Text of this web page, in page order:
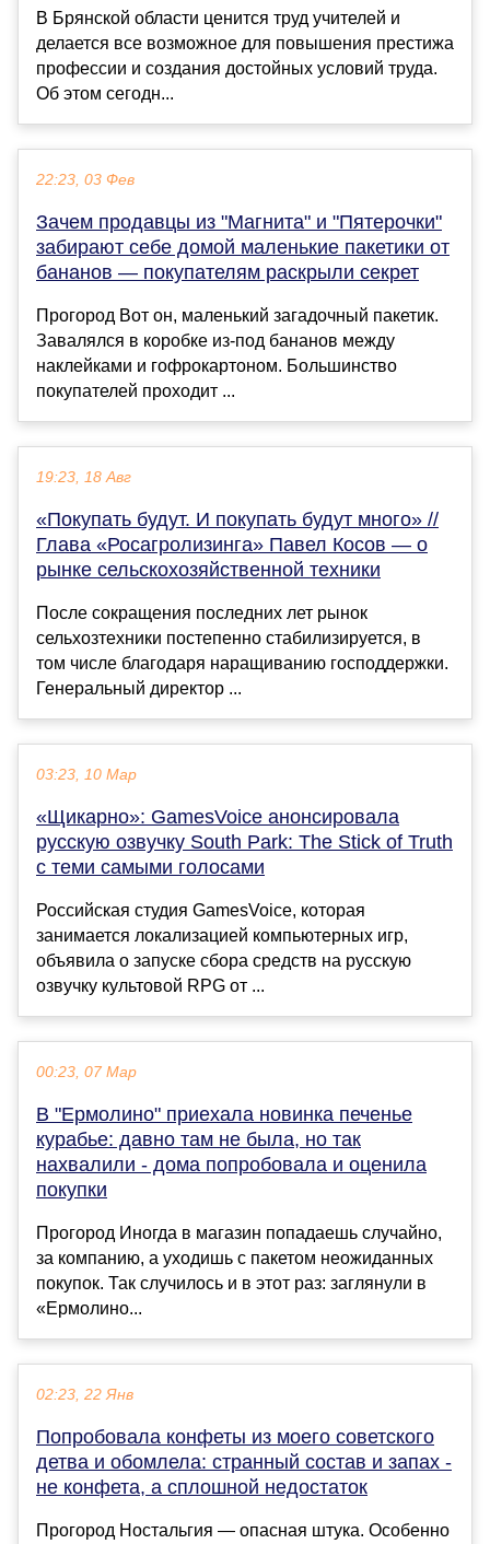
В Брянской области ценится труд учителей и
делается все возможное для повышения престижа
профессии и создания достойных условий труда.
Об этом сегодн...
22:23, 03 Фев
Зачем продавцы из "Магнита" и "Пятерочки"
забирают себе домой маленькие пакетики от
бананов — покупателям раскрыли секрет
Прогород Вот он, маленький загадочный пакетик.
Завалялся в коробке из-под бананов между
наклейками и гофрокартоном. Большинство
покупателей проходит ...
19:23, 18 Авг
«Покупать будут. И покупать будут много» //
Глава «Росагролизинга» Павел Косов — о
рынке сельскохозяйственной техники
После сокращения последних лет рынок
сельхозтехники постепенно стабилизируется, в
том числе благодаря наращиванию господдержки.
Генеральный директор ...
03:23, 10 Мар
«Щикарно»: GamesVoice анонсировала
русскую озвучку South Park: The Stick of Truth
с теми самыми голосами
Российская студия GamesVoice, которая
занимается локализацией компьютерных игр,
объявила о запуске сбора средств на русскую
озвучку культовой RPG от ...
00:23, 07 Мар
В "Ермолино" приехала новинка печенье
курабье: давно там не была, но так
нахвалили - дома попробовала и оценила
покупки
Прогород Иногда в магазин попадаешь случайно,
за компанию, а уходишь с пакетом неожиданных
покупок. Так случилось и в этот раз: заглянули в
«Ермолино...
02:23, 22 Янв
Попробовала конфеты из моего советского
детва и обомлела: странный состав и запах -
не конфета, а сплошной недостаток
Прогород Ностальгия — опасная штука. Особенно